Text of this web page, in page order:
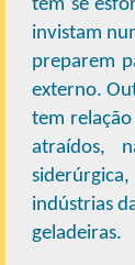
tem se
invistam
preparem
externo.
tem
atraídos,
indústrias
geladeiras.